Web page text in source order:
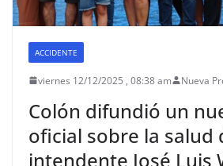
ACCIDENTE
viernes 12/12/2025 , 08:38 am Nueva
Colón difundió un
oficial sobre la salud
intendente José Luis